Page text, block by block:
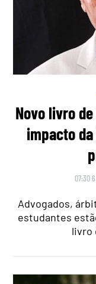
Novo livro
impacto
07:30
Advogados,
estudantes
livro